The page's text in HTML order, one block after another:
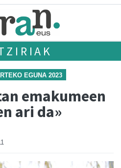
EGUNA 2023
emakumeen
ari da»